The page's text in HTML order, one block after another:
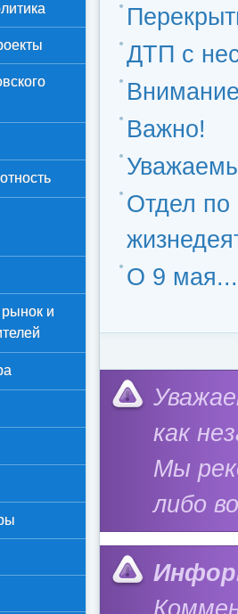
ДТП с
Важно!
Отдел по
О 9 мая...
Категория:
как
Мы
либо
рынок и